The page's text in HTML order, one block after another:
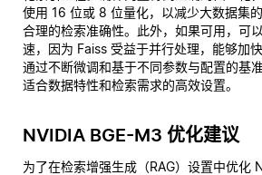
使用 16 位或 8 位量化，以减少大数据集
合理的检索准确性。此外，如果可用，可
速，因为 Faiss 受益于并行处理，能够加
通过不断微调和基于不同参数与配置的基
适合数据特性和检索需求的高效设置。
NVIDIA BGE-M3 优化建议
为了在检索增强生成（RAG）设置中优化